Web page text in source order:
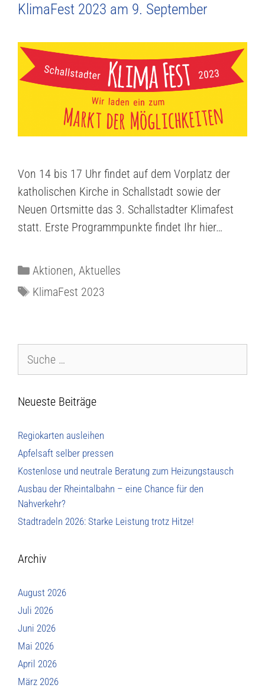
KlimaFest 2023 am 9. September
Von 14 bis 17 Uhr findet auf dem Vorplatz der
katholischen Kirche in Schallstadt sowie der
Neuen Ortsmitte das 3. Schallstadter Klimafest
statt. Erste Programmpunkte findet Ihr hier…
Aktionen, Aktuelles
KlimaFest 2023
Neueste Beiträge
Regiokarten ausleihen
Apfelsaft selber pressen
Kostenlose und neutrale Beratung zum Heizungstausch
Ausbau der Rheintalbahn – eine Chance für den
Nahverkehr?
Stadtradeln 2026: Starke Leistung trotz Hitze!
Archiv
August 2026
Juli 2026
Juni 2026
Mai 2026
April 2026
März 2026